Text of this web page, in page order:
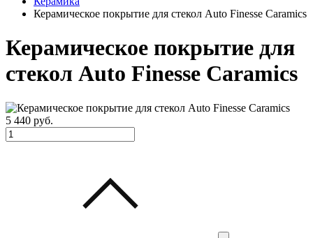
Керамическое покрытие для стекол Auto Finesse Caramics
Керамическое покрытие для
стекол Auto Finesse Caramics
5 440 руб.